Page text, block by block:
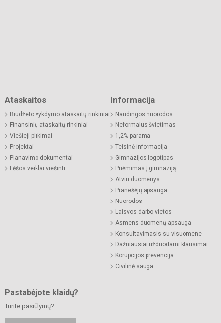
Ataskaitos
Biudžeto vykdymo ataskaitų rinkiniai
Finansinių ataskaitų rinkiniai
Viešieji pirkimai
Projektai
Planavimo dokumentai
Lėšos veiklai viešinti
Informacija
Naudingos nuorodos
Neformalus švietimas
1,2% parama
Teisinė informacija
Gimnazijos logotipas
Priėmimas į gimnaziją
Atviri duomenys
Pranešėjų apsauga
Nuorodos
Laisvos darbo vietos
Asmens duomenų apsauga
Konsultavimasis su visuomene
Dažniausiai užduodami klausimai
Korupcijos prevencija
Civilinė sauga
Pastabėjote klaidų?
Turite pasiūlymų?